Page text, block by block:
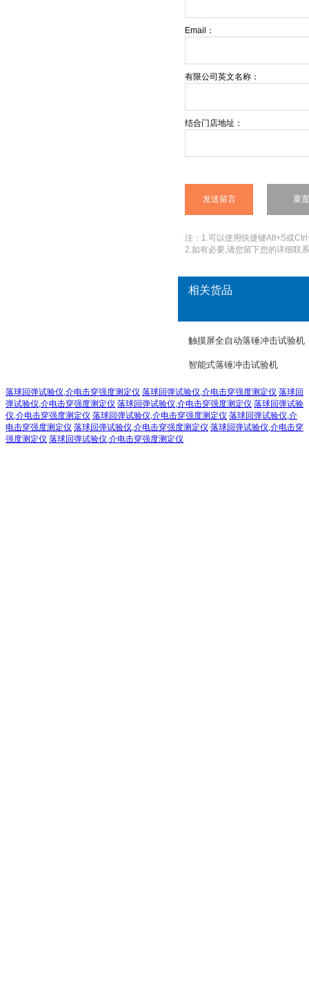
Email：
有限公司英文名称：
结合门店地址：
注：1.可以使用快捷键Alt+S或
2.如有必要,请您留下您的详细联
相关货品
触摸屏全自动落锤冲击试验机
智能式落锤冲击试验机
落球回弹试验仪,介电击穿强度测定仪 落球回弹试验仪,介电击穿强度测定仪 落球回
弹试验仪,介电击穿强度测定仪 落球回弹试验仪,介电击穿强度测定仪 落球回弹试验
仪,介电击穿强度测定仪 落球回弹试验仪,介电击穿强度测定仪 落球回弹试验仪,介
电击穿强度测定仪 落球回弹试验仪,介电击穿强度测定仪 落球回弹试验仪,介电击穿
强度测定仪 落球回弹试验仪,介电击穿强度测定仪